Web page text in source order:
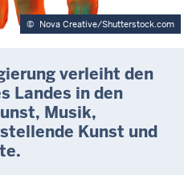
© Nova Creative/Shutterstock.com
verleiht den
Landes in den
Musik,
Kunst und